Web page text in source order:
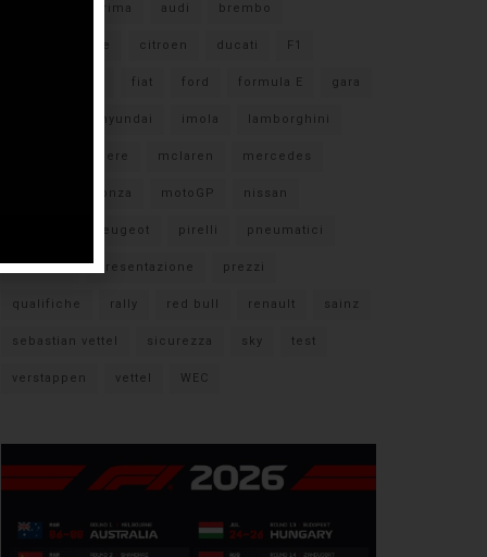
anteprima audi brembo
caratteristiche citroen ducati F1
fiat ford formula E gara
hyundai imola lamborghini
libere mclaren mercedes
monza motoGP nissan
peugeot pirelli pneumatici
porsche presentazione prezzi
qualifiche rally red bull renault sainz
sebastian vettel sicurezza sky test
verstappen vettel WEC